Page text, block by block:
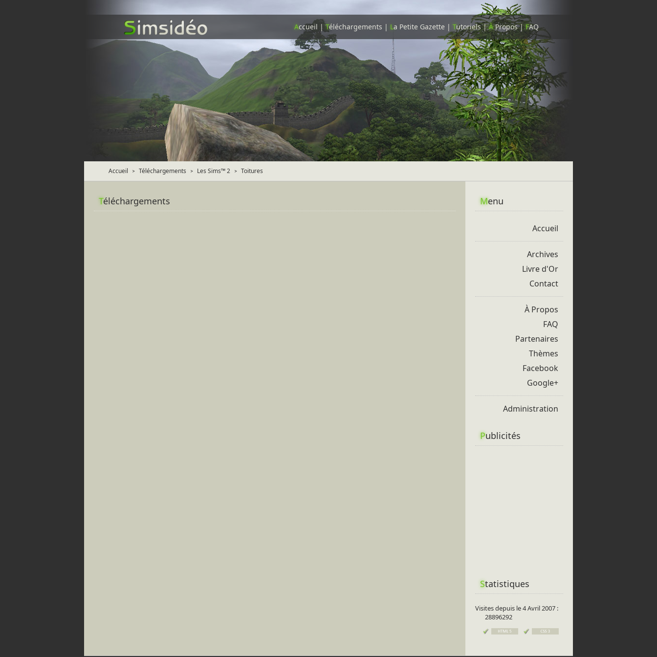
Accueil |Téléchargements | La Petite Gazette | Tutoriels|ÀPropos|FAQ
Accueil > Téléchargements > Les Sims™ 2 > Toitures
Menu
Accueil
Archives
Livre d'Or
Contact
À Propos
FAQ
Partenaires
Thèmes
Facebook
Google+
Administration
Publicités
Statistiques
Visites depuis le 4 Avril 2007 :
28896292
Téléchargements